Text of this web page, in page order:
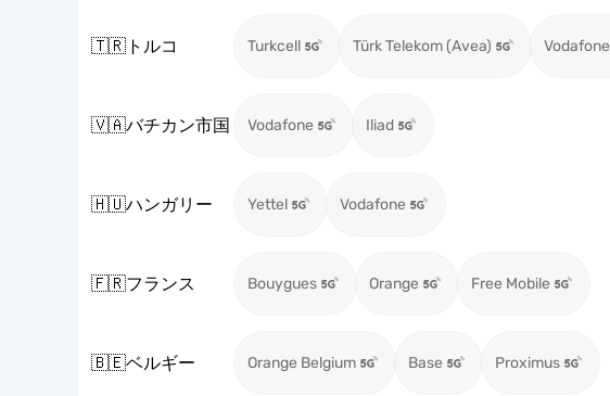
🇹🇷 トルコ Turkcell Türk Telekom (Avea) Vodafone
🇻🇦バチカン市国 Vodafone Iliad
🇭🇺ハンガリー Yettel Vodafone
🇫🇷フランス Bouygues Orange Free Mobile
🇧🇪ベルギー Orange Belgium Base Proximus